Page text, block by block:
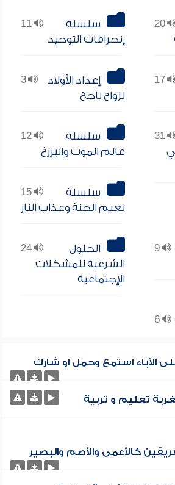
20
11
سلسلة
إنحرافات التوحيد
17
3
إعداد الأولاد
لزواج ناجح
31
12
سلسلة
عالم الموت والبرزخ
15
سلسلة
نعيم الجنة وعذاب النار
9
24
الحلول
الشرعية للمشكلات
الإجتماعية
6
الآباء استمع وحمل او شارك
تعليم و تربية
كالأعمى والأصم والبصير